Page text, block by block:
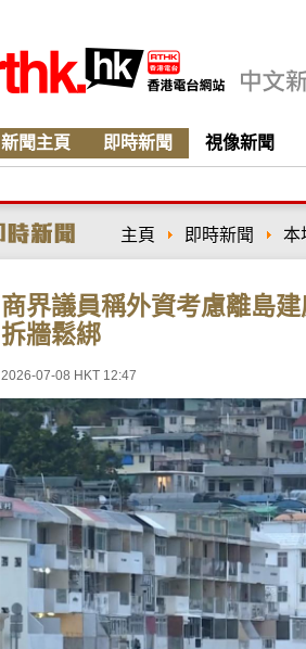
新聞主頁 即時新聞 視像新聞
主頁 即時新聞 本
商界議員稱外資考慮離島
拆牆鬆綁
2026-07-08 HKT 12:47